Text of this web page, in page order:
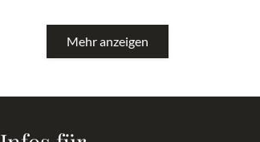
Mehr anzeigen